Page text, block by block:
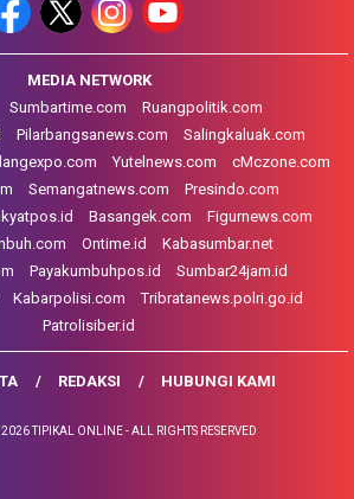
MEDIA NETWORK
Sumbartime.com
Ruangpolitik.com
Pilarbangsanews.com
Salingkaluak.com
Yutelnews.com
cMczone.com
Semangatnews.com
Presindo.com
Basangek.com
Figurnews.com
Ontime.id
Kabasumbar.net
Payakumbuhpos.id
Sumbar24jam.id
Kabarpolisi.com
Tribratanews.polri.go.id
Patrolisiber.id
REDAKSI HUBUNGI KAMI
TIPIKAL ONLINE - ALL RIGHTS RESERVED